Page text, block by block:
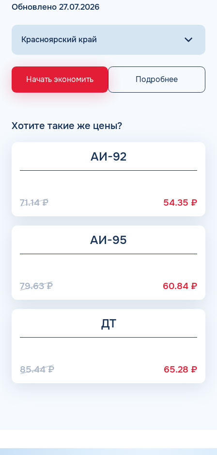
горючего на проверенных АЗС осуществляется всего в
Основными поставщиками для АЗС Flash являются
выпускающие лучшее топливо в стране экологического
класса Евро 5: ООО «Газпром добыча Астрахань» ПАО
«Газпром», Рязанский НПЗ, Саратовский НПЗ, Уфимский
НПЗ группы Роснефть. АЗС Flash и АГЗС компании
Обновлено 27.07.2026
Начать экономить Подробнее
Хотите такие же цены?
АИ-92
71.14₽ 54.35 ₽
АИ-95
79.63₽ 60.84 ₽
ДТ
85.44₽ 65.28 ₽